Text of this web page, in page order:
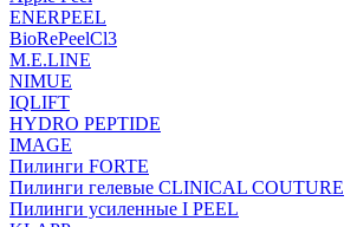
ENERPEEL
BioRePeelCl3
M.E.LINE
NIMUE
IQLIFT
HYDRO PEPTIDE
IMAGE
Пилинги FORTE
Пилинги гелевые CLINICAL COUTURE
Пилинги усиленные I PEEL